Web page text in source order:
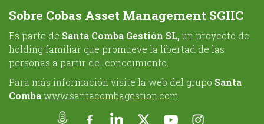
Sobre Cobas Asset Management SGIIC
Es parte de Santa Comba Gestión SL, un proyecto de
holding familiar que promueve la libertad de las
personas a partir del conocimiento.
Para más información visite la web del grupo Santa
Combawww.santacombagestion.com